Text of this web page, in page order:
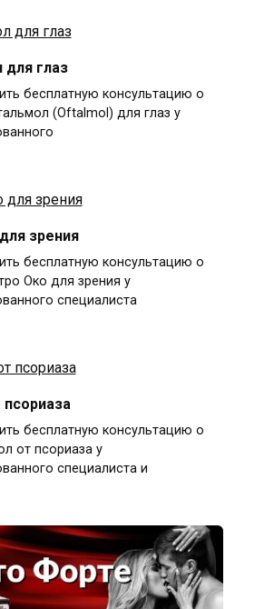
глаз
бесплатную консультацию о
(Oftalmol) для глаз у
зрения
бесплатную консультацию о
Око для зрения у
специалиста
бесплатную консультацию о
от псориаза у
специалиста и